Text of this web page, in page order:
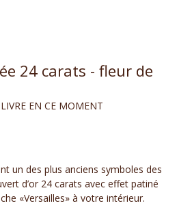
24 carats - fleur de
EN CE MOMENT
un des plus anciens symboles des
d’or 24 carats avec effet patiné
«Versailles» à votre intérieur.